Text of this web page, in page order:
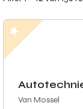
Van Mossel